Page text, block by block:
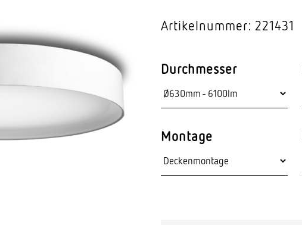
Artikelnummer: 221431
Durchmesser
Montage